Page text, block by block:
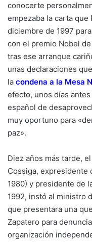
conocerte
empezaba la carta que
diciembre de 1997
con el premio Nobel
tras ese arranque
unas declaraciones
la condena a la Mesa
efecto, unos días
español de
muy oportuno para
paz».
Diez años más tarde,
Cossiga, expresidente
1980) y presidente de
1992, instó al ministro
que presentara una
Zapatero para
organización